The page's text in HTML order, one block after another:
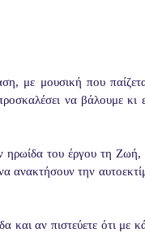
με μουσική που
να βάλουμε κι
του έργου τη Ζωή,
ανακτήσουν την
και αν πιστεύετε ότι με